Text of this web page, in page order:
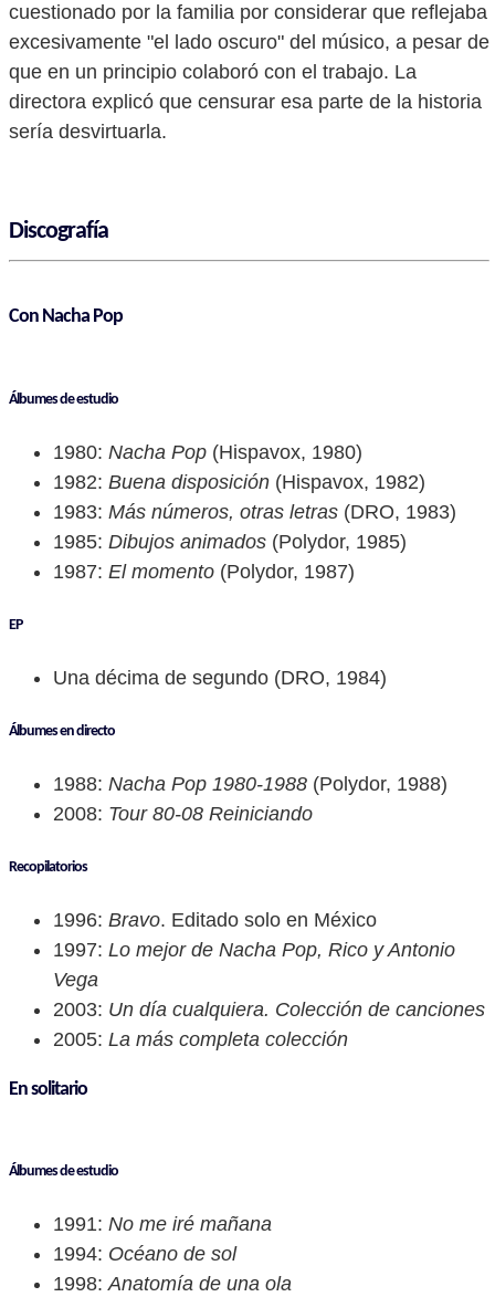
cuestionado por la familia por considerar que reflejaba
excesivamente "el lado oscuro" del músico, a pesar de
que en un principio colaboró con el trabajo. La
directora explicó que censurar esa parte de la historia
sería desvirtuarla.
Discografía
Con Nacha Pop
Álbumes de estudio
1980: Nacha Pop (Hispavox, 1980)
1982: Buena disposición (Hispavox, 1982)
1983: Más números, otras letras (DRO, 1983)
1985: Dibujos animados (Polydor, 1985)
1987: El momento (Polydor, 1987)
EP
Una décima de segundo (DRO, 1984)
Álbumes en directo
1988: Nacha Pop 1980-1988 (Polydor, 1988)
2008: Tour 80-08 Reiniciando
Recopilatorios
1996: Bravo. Editado solo en México
1997: Lo mejor de Nacha Pop, Rico y Antonio
Vega
2003: Un día cualquiera. Colección de canciones
2005: La más completa colección
En solitario
Álbumes de estudio
1991: No me iré mañana
1994: Océano de sol
1998:Anatomía de una ola